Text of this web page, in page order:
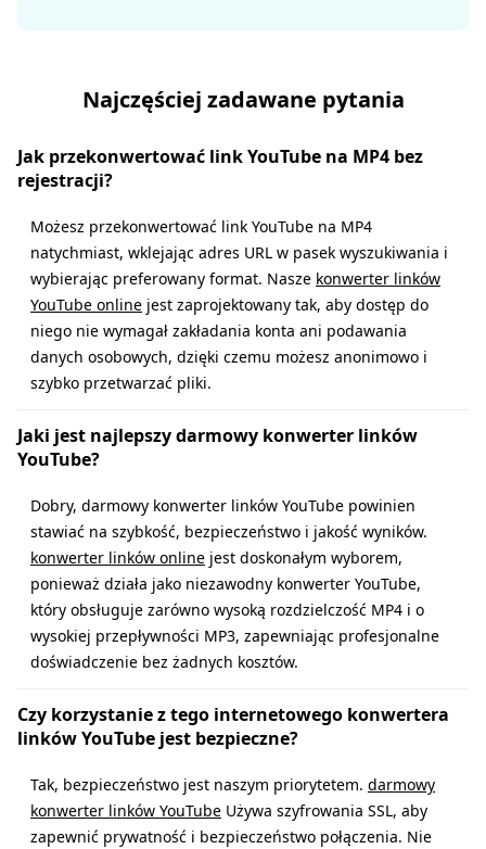
Najczęściej zadawane pytania
Jak przekonwertować link YouTube na MP4 bez
rejestracji?
Możesz przekonwertować link YouTube na MP4
natychmiast, wklejając adres URL w pasek wyszukiwania i
wybierając preferowany format. Nasze konwerter linków
YouTube online jest zaprojektowany tak, aby dostęp do
niego nie wymagał zakładania konta ani podawania
danych osobowych, dzięki czemu możesz anonimowo i
szybko przetwarzać pliki.
Jaki jest najlepszy darmowy konwerter linków
YouTube?
Dobry, darmowy konwerter linków YouTube powinien
stawiać na szybkość, bezpieczeństwo i jakość wyników.
konwerter linków online jest doskonałym wyborem,
ponieważ działa jako niezawodny konwerter YouTube,
który obsługuje zarówno wysoką rozdzielczość MP4 i o
wysokiej przepływności MP3, zapewniając profesjonalne
doświadczenie bez żadnych kosztów.
Czy korzystanie z tego internetowego konwertera
linków YouTube jest bezpieczne?
Tak, bezpieczeństwo jest naszym priorytetem. darmowy
konwerter linków YouTube Używa szyfrowania SSL, aby
zapewnić prywatność i bezpieczeństwo połączenia. Nie